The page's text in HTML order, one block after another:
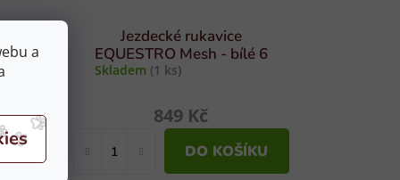
a
Jezdecké rukavice
EQUESTRO Mesh - bílé 6
Skladem (1 ks)
849 Kč
DO KOŠÍKU